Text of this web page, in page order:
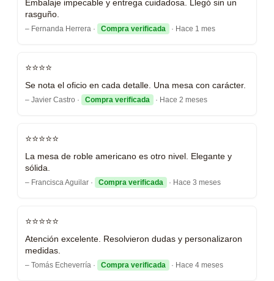
Embalaje impecable y entrega cuidadosa. Llegó sin un
rasguño.
– Fernanda Herrera · Compra verificada · Hace 1 mes
⭐⭐⭐⭐
Se nota el oficio en cada detalle. Una mesa con carácter.
– Javier Castro · Compra verificada · Hace 2 meses
⭐⭐⭐⭐⭐
La mesa de roble americano es otro nivel. Elegante y
sólida.
– Francisca Aguilar · Compra verificada · Hace 3 meses
⭐⭐⭐⭐⭐
Atención excelente. Resolvieron dudas y personalizaron
medidas.
– Tomás Echeverría · Compra verificada · Hace 4 meses